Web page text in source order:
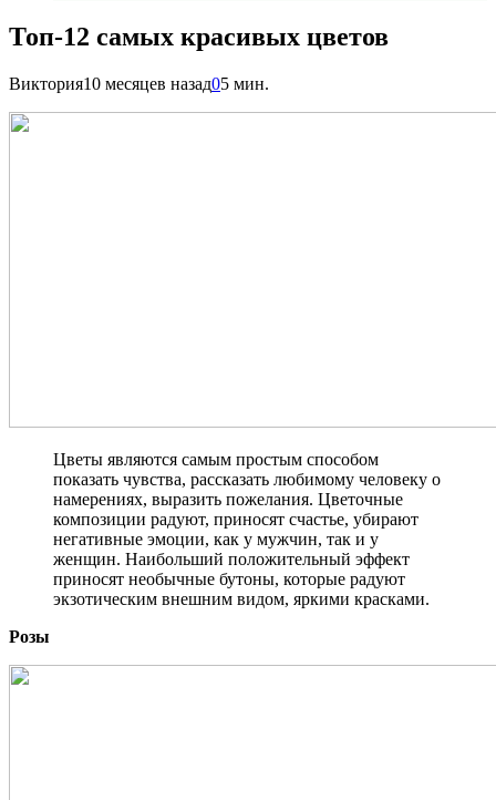
Топ-12 самых красивых цветов
Виктория10 месяцев назад05 мин.
Цветы являются самым простым способом
показать чувства, рассказать любимому человеку о
намерениях, выразить пожелания. Цветочные
композиции радуют, приносят счастье, убирают
негативные эмоции, как у мужчин, так и у
женщин. Наибольший положительный эффект
приносят необычные бутоны, которые радуют
экзотическим внешним видом, яркими красками.
Розы